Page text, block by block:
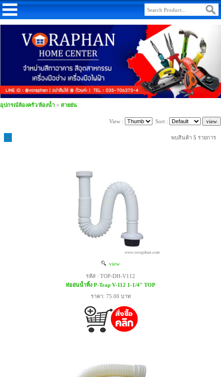
อุปกรณ์ห้องครัว/ห้องน้ำ > สายย่น
View : Sort :
1 พบสินค้า 5 รายการ
view
รหัส : TOP-DH-V112
ท่อย่นน้ำทิ้ง P-Trap V-112 1-1/4" TOP
ราคา: 75.00 บาท